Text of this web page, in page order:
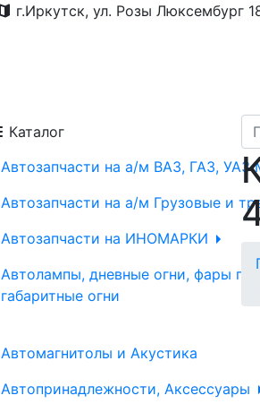
г.Иркутск, ул. Розы Люксембург
Каталог
Автозапчасти на а/м ВАЗ, ГАЗ, УАЗ
Автозапчасти на а/м Грузовые и
Автозапчасти на ИНОМАРКИ
Автолампы, дневные огни, фары
габаритные огни
Автомагнитолы и Акустика
Автопринадлежности, Аксессуары